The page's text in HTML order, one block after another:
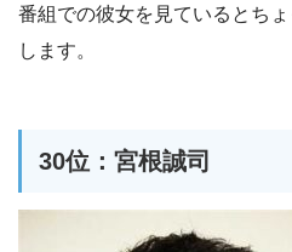
番組での彼女を見ているとち
します。
30位：宮根誠司